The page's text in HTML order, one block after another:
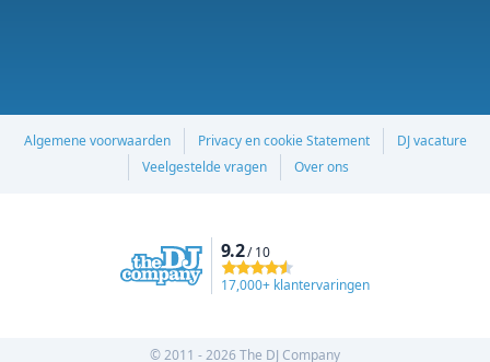
Algemene voorwaarden Privacy en cookie Statement
DJ vacature
Veelgestelde vragen
Over ons
9.2/ 10
17,000+ klantervaringen
© 2011 - 2026 The DJ Company